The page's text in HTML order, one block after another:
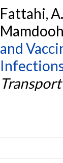
Fattahi,
and